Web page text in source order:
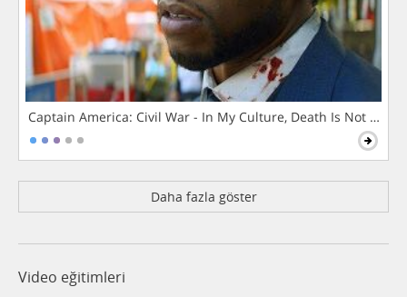
Captain America: Civil War - In My Culture, Death Is Not The
Daha fazla göster
Video eğitimleri